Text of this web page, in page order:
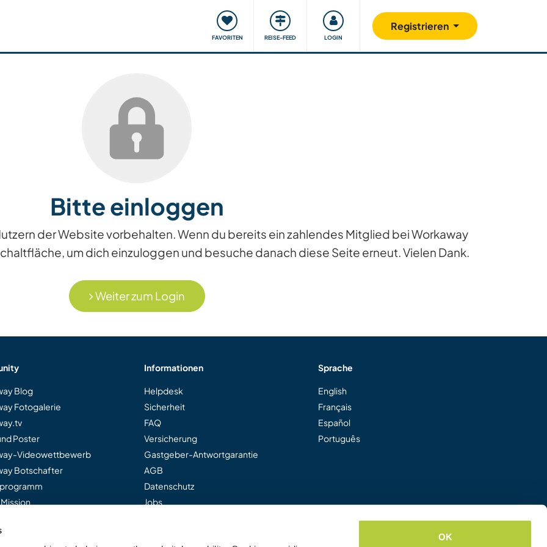
OK
FAVORITEN REISE-FEED LOGIN
Registrieren
Reisen & Lernen Unsere Community Gutes tun
Bitte einloggen
der Website vorbehalten. Wenn du bereits ein zahlendes Mitglied bei Workaway
um dich einzuloggen und besuche danach diese Seite erneut. Vielen Dank.
Weiter zum Login
Blog
Fotogalerie
Poster
Videowettbewerb
Botschafter
Informationen
Helpdesk
Sicherheit
FAQ
Versicherung
Gastgeber-Antwortgarantie
AGB
Datenschutz
Jobs
Sprache
English
Français
Español
Português